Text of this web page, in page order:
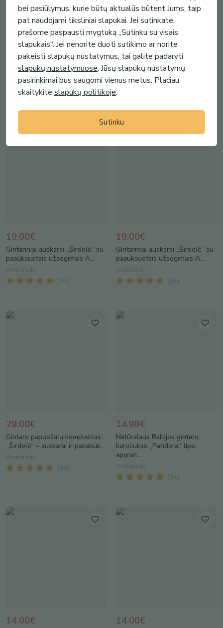
35.00€
Gintariniai auskarai prilipukai su
natūraliu Baltijos gintar...
Amberada
(34)
19.00€
Gintariniai auskarai „Širdelė“ su
paauksuotais užsegimais A...
Amberada
19.00€
Gintariniai auskarai „Širdelė“ su
paauksuotais užsegimais A...
Amberada
( 34
19.00€
Gintariniai auskarai „Širdelė“ su
paauksuotais užsegimais A...
Amberada
( 34
29.00€
Gintaro papuošalų komplektas
„Širdelė“ – auskarai ir pakabuk...
Amberada
( 34
14.98€
Natūralaus Baltijos gintaro
karoliukas „Pandora“ tipo
apyran...
Amberada
( 34
14.00€ 14.00€
bei pasiūlymus, kurie būtų aktualūs būtent Jums, taip
pat naudojami tiksliniai slapukai. Jei sutinkate,
prašome paspausti mygtuką „Sutinku su visais
slapukais“. Jei nenorite duoti sutikimo ar norite
pakeisti slapukų nustatymus, tai galite padaryti
slapukų nustatymuose. Jūsų slapukų nustatymų
pasirinkimai bus saugomi vienus metus. Plačiau
skaitykite slapukų politikoje.
Sutinku